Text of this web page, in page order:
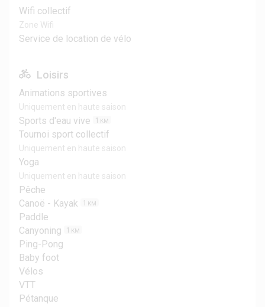
Wifi collectif
Zone Wifi
Service de location de vélo
Loisirs
Animations sportives
Uniquement en haute saison
Sports d'eau vive 1 KM
Tournoi sport collectif
Uniquement en haute saison
Yoga
Uniquement en haute saison
Pêche
Canoë - Kayak
1 KM
Paddle
Canyoning
1 KM
Ping-Pong
Baby foot
Vélos
VTT
Pétanque